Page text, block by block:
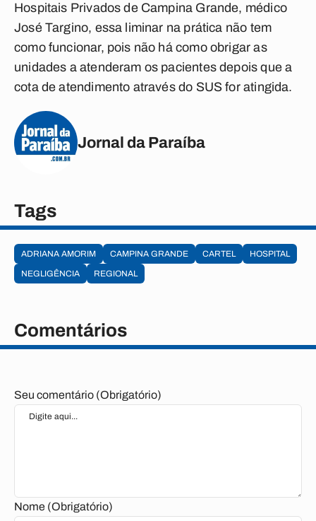
Hospitais Privados de Campina Grande, médico
José Targino, essa liminar na prática não tem
como funcionar, pois não há como obrigar as
unidades a atenderam os pacientes depois que a
cota de atendimento através do SUS for atingida.
Jornal da Paraíba
Tags
ADRIANA AMORIM CAMPINA GRANDE CARTEL
HOSPITAL
NEGLIGÊNCIA
REGIONAL
Comentários
Seu comentário (Obrigatório)
Nome (Obrigatório)